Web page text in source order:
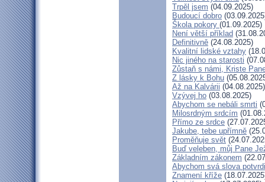
Trpěl jsem (04.09.2025)
Budoucí dobro
Škola pokory (01.09.2025)
Není větší příklad
Definitivně (24.08.2025)
Kvalitní lidské vztahy
Nic jiného na starosti
Zůstaň s námi, Kriste
Z lásky k Bohu
Až na Kalvárii (04.08.2025)
Vzývej ho (03.08.2025)
Abychom se nebáli smrti
Milosrdným srdcím
Přímo ze srdce
Jakube, tebe upřímně
Proměňuje svět
Buď veleben, můj Pane
Základním zákonem
Abychom svá slova
Znamení kříže